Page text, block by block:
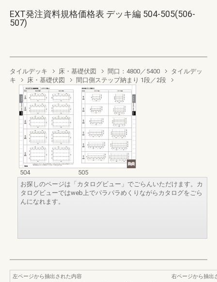
EXT発注資料規格価格表 デッキ編 504-505(506-
507)
タイルデッキ 床・基礎伏図 間口：4800／5400
タイルデッ
キ
床・基礎伏図 間口側ステップ納まり 1段／2段
504
505
お探しのページは「カタログビュー」でごらんいただけます。カ
タログビューではweb上でパラパラめくりながらカタログをごら
んになれます。
左ページから抽出された内容
右ページから抽出